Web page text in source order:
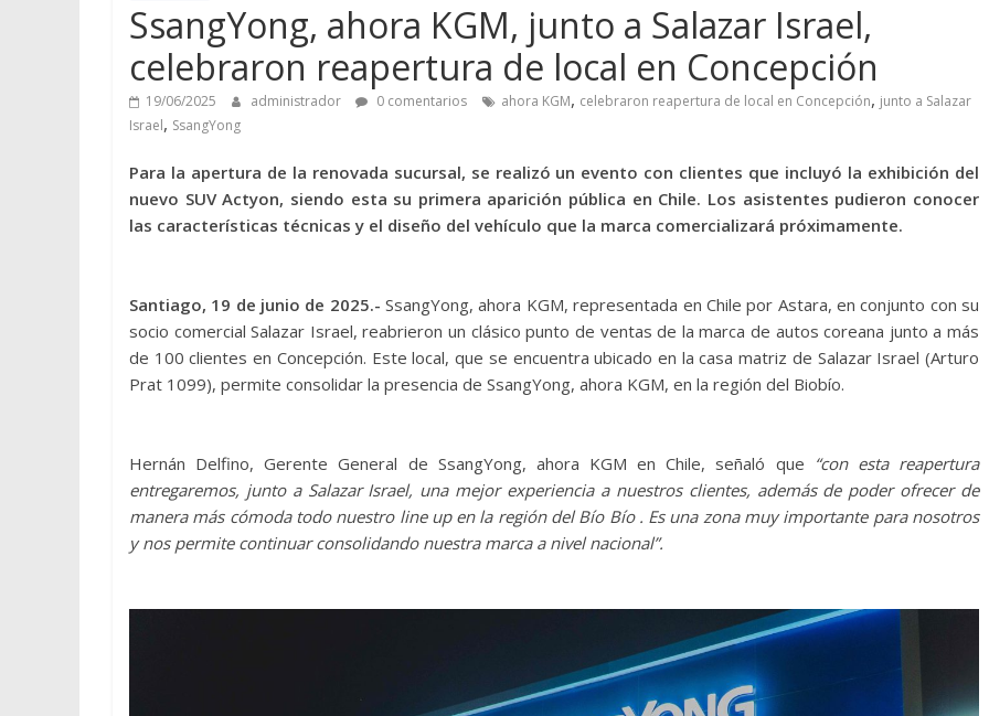
SsangYong, ahora KGM, junto a Salazar Israel,
celebraron reapertura de local en Concepción
19/06/2025 administrador 0 comentarios ahora KGM, celebraron reapertura de local en Concepción, junto a Salazar
Israel, SsangYong
Para la apertura de la renovada sucursal, se realizó un evento con clientes que incluyó la exhibición del
nuevo SUV Actyon, siendo esta su primera aparición pública en Chile. Los asistentes pudieron conocer
las características técnicas y el diseño del vehículo que la marca comercializará próximamente.
Santiago, 19 de junio de 2025.-SsangYong, ahora KGM, representada en Chile por Astara, en conjunto con su
socio comercial Salazar Israel, reabrieron un clásico punto de ventas de la marca de autos coreana junto a más
de 100 clientes en Concepción. Este local, que se encuentra ubicado en la casa matriz de Salazar Israel (Arturo
Prat 1099), permite consolidar la presencia de SsangYong, ahora KGM, en la región del Biobío.
Hernán Delfino, Gerente General de SsangYong, ahora KGM en Chile, señaló que “con esta reapertura
entregaremos, junto a Salazar Israel, una mejor experiencia a nuestros clientes, además de poder ofrecer de
manera más cómoda todo nuestro line up en la región del Bío Bío . Es una zona muy importante para nosotros
y nos permite continuar consolidando nuestra marca a nivel nacional”.